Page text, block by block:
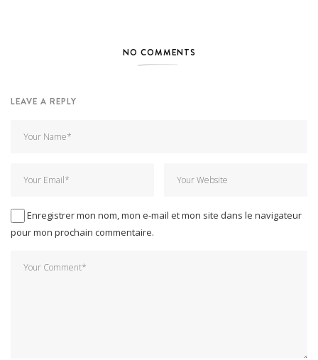
NO COMMENTS
LEAVE A REPLY
Enregistrer mon nom, mon e-mail et mon site dans le navigateur
pour mon prochain commentaire.